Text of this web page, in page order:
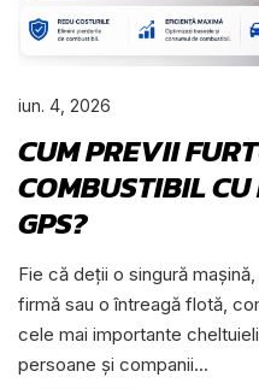
iun. 4, 2026
CUM PREVII
COMBUSTIBIL
GPS?
Fie că deții o singură
firmă sau o întreagă flotă,
cele mai importante
persoane și companii...